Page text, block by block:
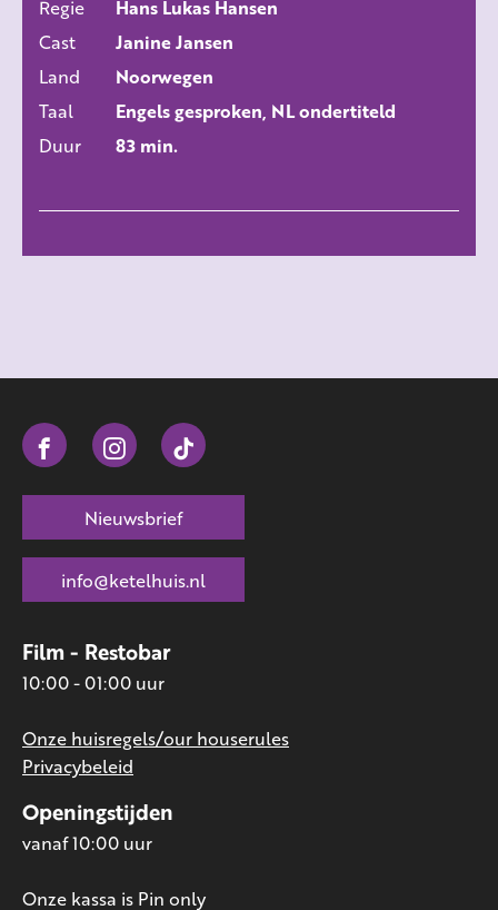
Regie
Hans Lukas Hansen
Cast
Janine Jansen
Land
Noorwegen
Taal
Engels gesproken, NL ondertiteld
Duur
83 min.
Openingstijden
vanaf 10:00 uur
Onze kassa is Pin only
Film - Restobar
10:00 - 01:00 uur
Onze huisregels/our houserules
Privacybeleid
Nieuwsbrief
info@ketelhuis.nl